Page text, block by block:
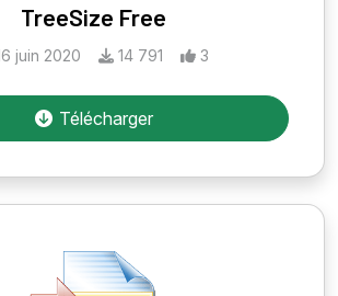
TreeSize Free
juin 2020 14 791 3
Télécharger